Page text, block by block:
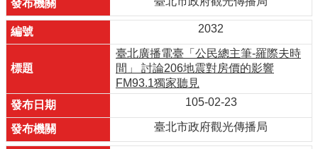
2032
臺北廣播電臺「公民總主筆-羅際夫時
間」 討論206地震對房價的影響
FM93.1獨家聽見
105-02-23
臺北市政府觀光傳播局